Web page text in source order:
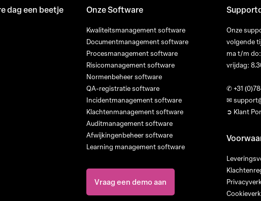
dag een beetje
Onze Software
Kwaliteitsmanagement software
Documentmanagement software
Procesmanagement software
Risicomanagement software
Normenbeheer software
QA-registratie software
Incidentmanagement software
Klachtenmanagement software
Auditmanagement software
Afwijkingenbeheer software
Learning management software
Vraag een demo aan
Onze
volgende
ma t/m do:
vrijdag:
✆+31
✉
➲ Klant